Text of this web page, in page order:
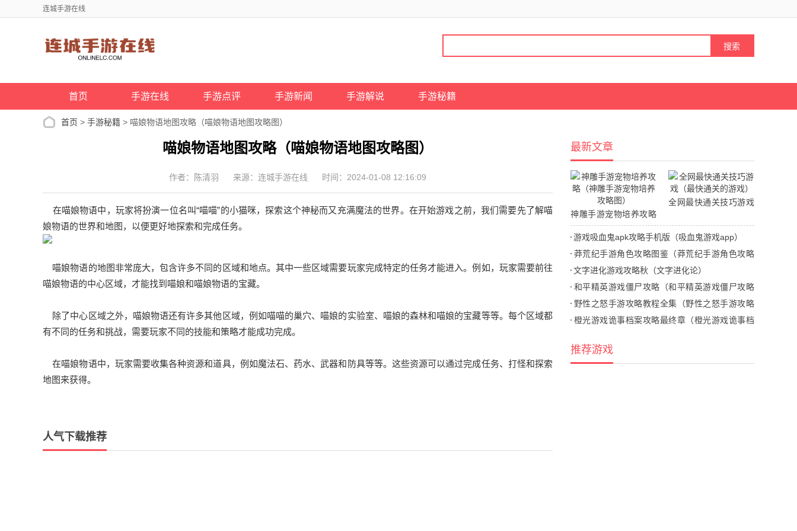
连城手游在线
首页 手游在线 手游点评 手游新闻 手游解说 手游秘籍
首页 > 手游秘籍 > 喵娘物语地图攻略（喵娘物语地图攻略图）
喵娘物语地图攻略（喵娘物语地图攻略图）
作者：陈清羽 来源：连城手游在线 时间：2024-01-08 12:16:09
在喵娘物语中，玩家将扮演一位名叫“喵喵”的小猫咪，探索这个神秘而又充满魔法的世界。在开始游戏之前，我们需要先了解喵
娘物语的世界和地图，以便更好地探索和完成任务。
喵娘物语的地图非常庞大，包含许多不同的区域和地点。其中一些区域需要玩家完成特定的任务才能进入。例如，玩家需要前往
喵娘物语的中心区域，才能找到喵娘和喵娘物语的宝藏。
除了中心区域之外，喵娘物语还有许多其他区域，例如喵喵的巢穴、喵娘的实验室、喵娘的森林和喵娘的宝藏等等。每个区域都
有不同的任务和挑战，需要玩家不同的技能和策略才能成功完成。
在喵娘物语中，玩家需要收集各种资源和道具，例如魔法石、药水、武器和防具等等。这些资源可以通过完成任务、打怪和探索
地图来获得。
人气下载推荐
最新文章
神雕手游宠物培养攻略
全网最快通关技巧游戏
游戏吸血鬼apk攻略手机版（吸血鬼游戏app）
莽荒纪手游角色攻略图鉴（莽荒纪手游角色攻略
图鉴大全）
文字进化游戏攻略秋（文字进化论）
和平精英游戏僵尸攻略（和平精英游戏僵尸攻略
视频）
野性之怒手游攻略教程全集（野性之怒手游攻略
教程全集下载）
橙光游戏诡事档案攻略最终章（橙光游戏诡事档
推荐游戏